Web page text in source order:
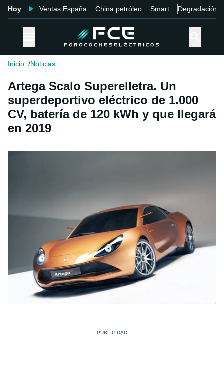
Hoy Ventas España China petróleo Smart Degradación
Inicio Noticias
Artega Scalo Superelletra. Un
superdeportivo eléctrico de 1.000
CV, batería de 120 kWh y que llegará
en 2019